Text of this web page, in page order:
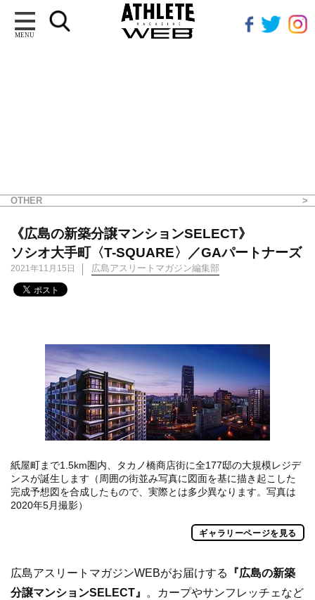
MENU
OTHER
《広島の新築分譲マンションSELECT》
ソシオ大手町〈T-SQUARE〉／GAパートナーズ
2021年11月15日 広島アスリートマガジン編集部
紙屋町まで1.5km圏内、タカノ橋商店街に全177邸の大規模レジデ
ンスが誕生します（周囲の街並み写真に図面を基に描き起こした
完成予想図を合成したもので、実際とは多少異なります。写真は
2020年5月撮影）
ギャラリーページを見る
広島アスリートマガジンWEBがお届けする
『広島の新築
分譲マンションSELECT』
。カープやサンフレッチェなど